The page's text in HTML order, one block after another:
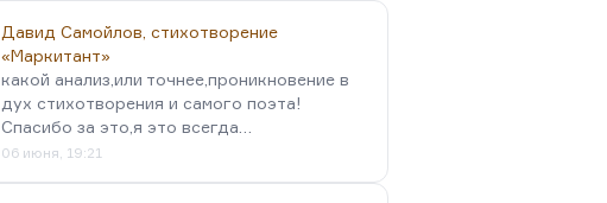
Давид Самойлов, стихотворение
«Маркитант»
какой анализ,или точнее,проникновение в
дух стихотворения и самого поэта!
Спасибо за это,я это всегда…
06 июня, 19:21